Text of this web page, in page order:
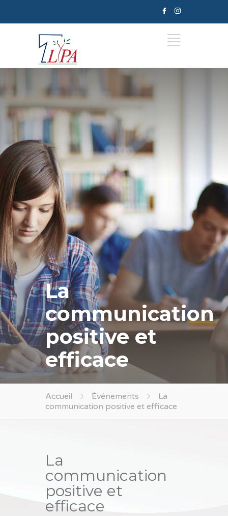
La
communication
positive et
efficace
Accueil Événements
La
communication positive et efficace
La
communication
positive et
efficace